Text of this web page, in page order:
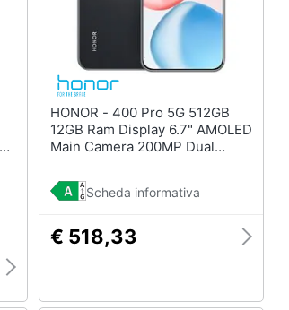
HONOR - 400 Pro 5G 512GB
12GB Ram Display 6.7" AMOLED
Main Camera 200MP Dual
Snapdragon 8 Gen 3 5300mAh
Midnight Black
Scheda informativa
€ 518,33